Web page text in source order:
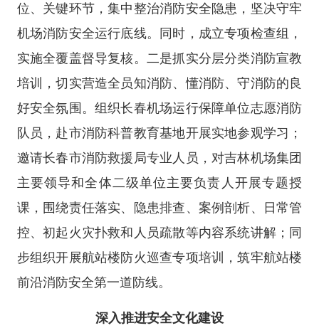
位、关键环节，集中整治消防安全隐患，坚决守牢
机场消防安全运行底线。同时，成立专项检查组，
实施全覆盖督导复核。二是抓实分层分类消防宣教
培训，切实营造全员知消防、懂消防、守消防的良
好安全氛围。组织长春机场运行保障单位志愿消防
队员，赴市消防科普教育基地开展实地参观学习；
邀请长春市消防救援局专业人员，对吉林机场集团
主要领导和全体二级单位主要负责人开展专题授
课，围绕责任落实、隐患排查、案例剖析、日常管
控、初起火灾扑救和人员疏散等内容系统讲解；同
步组织开展航站楼防火巡查专项培训，筑牢航站楼
前沿消防安全第一道防线。
深入推进安全文化建设